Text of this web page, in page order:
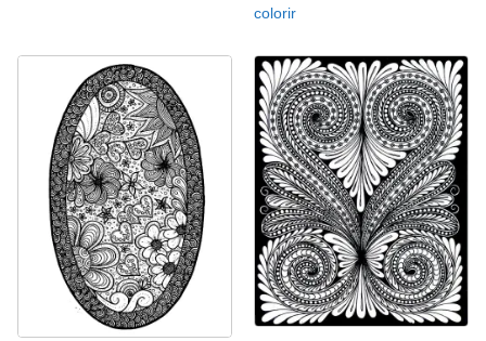
colorir